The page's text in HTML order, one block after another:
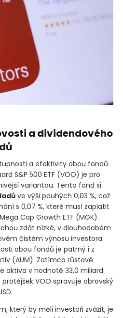
a dividendového
a efektivity obou fondů
S&P 500 ETF (VOO) je pro
variantou. Tento fond si
ve výši pouhých 0,03 %, což
s 0,07 %, které musí zaplatit
Cap Growth ETF (MGK).
zdát nízké, v dlouhodobém
čistém výnosu investora.
obou fondů je patrný i z
(AUM). Zatímco růstově
aktiva v hodnotě 33,0 miliard
protějšek VOO spravuje obrovský
který by měli investoři zvážit, je